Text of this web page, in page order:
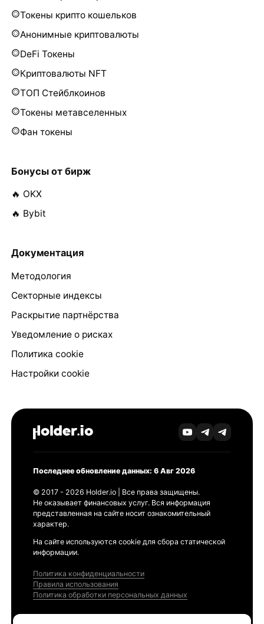
Токены крипто кошельков
Анонимные криптовалюты
DeFi Токены
Криптовалюты NFT
ТОП Стейблкоинов
Токены метавселенных
Фан токены
Бонусы от бирж
🔥 OKX
🔥 Bybit
Документация
Методология
Секторные индексы
Раскрытие партнёрства
Уведомление о рисках
Политика cookie
Настройки cookie
Последнее обновление данных: 6 Авг 2026
© 2017 - 2026 Holder.io | Все права защищены.
Не оказывает финансовых услуг. Вся информация
представленная на сайте носит ознакомительный
характер.
На сайте используются cookie для сбора статической
информации.
Политика конфиденциальности
Правила использования
Политика обработки персональных данных